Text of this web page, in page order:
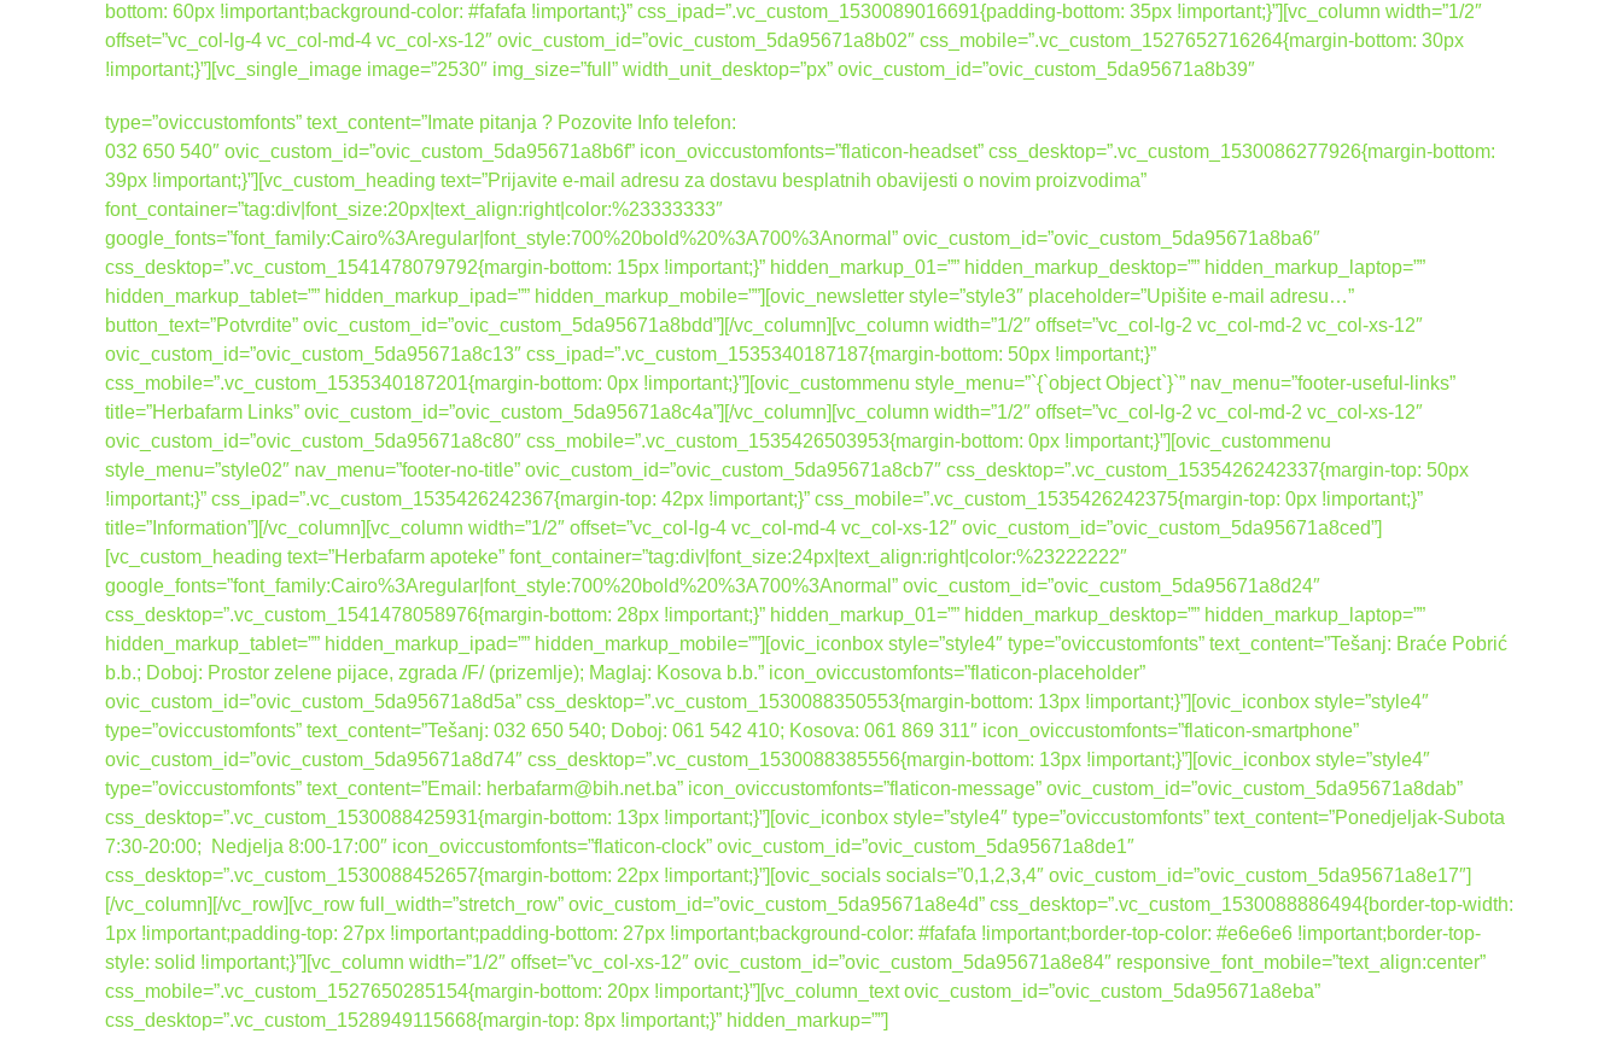
bottom: 60px !important;background-color: #fafafa !important;}” css_ipad=”.vc_custom_1530089016691{padding-bottom: 35px !important;}”][vc_column width=”1/2″
offset=”vc_col-lg-4 vc_col-md-4 vc_col-xs-12″ ovic_custom_id=”ovic_custom_5da95671a8b02″ css_mobile=”.vc_custom_1527652716264{margin-bottom: 30px
!important;}”][vc_single_image image=”2530″ img_size=”full” width_unit_desktop=”px” ovic_custom_id=”ovic_custom_5da95671a8b39″
type=”oviccustomfonts” text_content=”Imate pitanja ? Pozovite Info telefon:
032 650 540″ ovic_custom_id=”ovic_custom_5da95671a8b6f” icon_oviccustomfonts=”flaticon-headset” css_desktop=”.vc_custom_1530086277926{margin-bottom:
39px !important;}”][vc_custom_heading text=”Prijavite e-mail adresu za dostavu besplatnih obavijesti o novim proizvodima”
font_container=”tag:div|font_size:20px|text_align:right|color:%23333333″
google_fonts=”font_family:Cairo%3Aregular|font_style:700%20bold%20%3A700%3Anormal” ovic_custom_id=”ovic_custom_5da95671a8ba6″
css_desktop=”.vc_custom_1541478079792{margin-bottom: 15px !important;}” hidden_markup_01=”” hidden_markup_desktop=”” hidden_markup_laptop=””
hidden_markup_tablet=”” hidden_markup_ipad=”” hidden_markup_mobile=””][ovic_newsletter style=”style3″ placeholder=”Upišite e-mail adresu…”
button_text=”Potvrdite” ovic_custom_id=”ovic_custom_5da95671a8bdd”][/vc_column][vc_column width=”1/2″ offset=”vc_col-lg-2 vc_col-md-2 vc_col-xs-12″
ovic_custom_id=”ovic_custom_5da95671a8c13″ css_ipad=”.vc_custom_1535340187187{margin-bottom: 50px !important;}”
css_mobile=”.vc_custom_1535340187201{margin-bottom: 0px !important;}”][ovic_custommenu style_menu=”`{`object Object`}`” nav_menu=”footer-useful-links”
title=”Herbafarm Links” ovic_custom_id=”ovic_custom_5da95671a8c4a”][/vc_column][vc_column width=”1/2″ offset=”vc_col-lg-2 vc_col-md-2 vc_col-xs-12″
ovic_custom_id=”ovic_custom_5da95671a8c80″ css_mobile=”.vc_custom_1535426503953{margin-bottom: 0px !important;}”][ovic_custommenu
style_menu=”style02″ nav_menu=”footer-no-title” ovic_custom_id=”ovic_custom_5da95671a8cb7″ css_desktop=”.vc_custom_1535426242337{margin-top: 50px
!important;}” css_ipad=”.vc_custom_1535426242367{margin-top: 42px !important;}” css_mobile=”.vc_custom_1535426242375{margin-top: 0px !important;}”
title=”Information”][/vc_column][vc_column width=”1/2″ offset=”vc_col-lg-4 vc_col-md-4 vc_col-xs-12″ ovic_custom_id=”ovic_custom_5da95671a8ced”]
[vc_custom_heading text=”Herbafarm apoteke” font_container=”tag:div|font_size:24px|text_align:right|color:%23222222″
google_fonts=”font_family:Cairo%3Aregular|font_style:700%20bold%20%3A700%3Anormal” ovic_custom_id=”ovic_custom_5da95671a8d24″
css_desktop=”.vc_custom_1541478058976{margin-bottom: 28px !important;}” hidden_markup_01=”” hidden_markup_desktop=”” hidden_markup_laptop=””
hidden_markup_tablet=”” hidden_markup_ipad=”” hidden_markup_mobile=””][ovic_iconbox style=”style4″ type=”oviccustomfonts” text_content=”Tešanj: Braće Pobrić
b.b.; Doboj: Prostor zelene pijace, zgrada /F/ (prizemlje); Maglaj: Kosova b.b.” icon_oviccustomfonts=”flaticon-placeholder”
ovic_custom_id=”ovic_custom_5da95671a8d5a” css_desktop=”.vc_custom_1530088350553{margin-bottom: 13px !important;}”][ovic_iconbox style=”style4″
type=”oviccustomfonts” text_content=”Tešanj: 032 650 540; Doboj: 061 542 410; Kosova: 061 869 311″ icon_oviccustomfonts=”flaticon-smartphone”
ovic_custom_id=”ovic_custom_5da95671a8d74″ css_desktop=”.vc_custom_1530088385556{margin-bottom: 13px !important;}”][ovic_iconbox style=”style4″
type=”oviccustomfonts” text_content=”Email: herbafarm@bih.net.ba” icon_oviccustomfonts=”flaticon-message” ovic_custom_id=”ovic_custom_5da95671a8dab”
css_desktop=”.vc_custom_1530088425931{margin-bottom: 13px !important;}”][ovic_iconbox style=”style4″ type=”oviccustomfonts” text_content=”Ponedjeljak-Subota
7:30-20:00; Nedjelja 8:00-17:00″ icon_oviccustomfonts=”flaticon-clock” ovic_custom_id=”ovic_custom_5da95671a8de1″
css_desktop=”.vc_custom_1530088452657{margin-bottom: 22px !important;}”][ovic_socials socials=”0,1,2,3,4″ ovic_custom_id=”ovic_custom_5da95671a8e17″]
[/vc_column][/vc_row][vc_row full_width=”stretch_row” ovic_custom_id=”ovic_custom_5da95671a8e4d” css_desktop=”.vc_custom_1530088886494{border-top-width:
1px !important;padding-top: 27px !important;padding-bottom: 27px !important;background-color: #fafafa !important;border-top-color: #e6e6e6 !important;border-top-
style: solid !important;}”][vc_column width=”1/2″ offset=”vc_col-xs-12″ ovic_custom_id=”ovic_custom_5da95671a8e84″ responsive_font_mobile=”text_align:center”
css_mobile=”.vc_custom_1527650285154{margin-bottom: 20px !important;}”][vc_column_text ovic_custom_id=”ovic_custom_5da95671a8eba”
css_desktop=”.vc_custom_1528949115668{margin-top: 8px !important;}” hidden_markup=””]